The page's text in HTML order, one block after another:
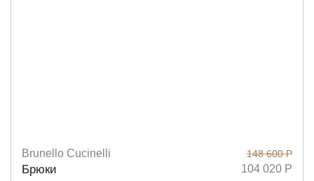
Размеры
Brunello Cucinelli
Брюки
148 600 Р
104 020 Р